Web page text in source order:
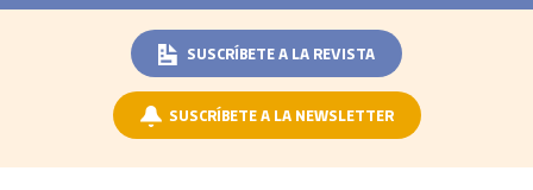
SUSCRÍBETE A LA REVISTA
SUSCRÍBETE A LA NEWSLETTER